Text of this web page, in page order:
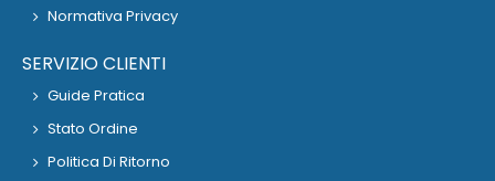
Normativa Privacy
SERVIZIO CLIENTI
Guide Pratica
Stato Ordine
Politica Di Ritorno